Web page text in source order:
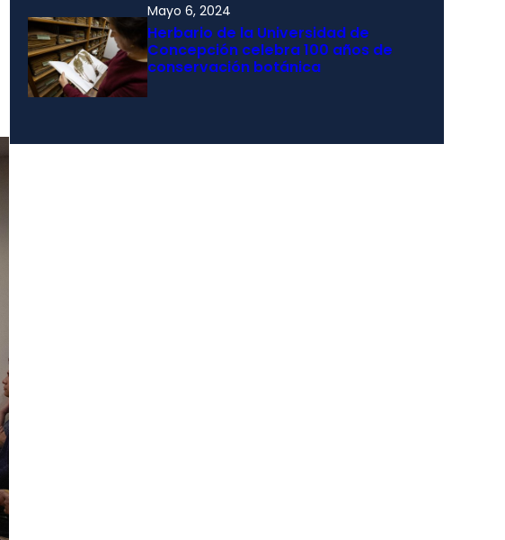
Mayo 6, 2024
Herbario de la Universidad de
Concepción celebra 100 años de
conservación botánica